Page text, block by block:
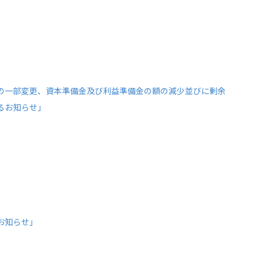
部変更、資本準備金及び利益準備金の額の減少並びに剰余
知らせ」
らせ」